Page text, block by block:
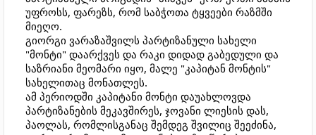
უფროსს, ფარეზს, რომ საბჭოთა ტყვეები რაზმში
მიეღო.
გიორგი ვარაზაშვილს პარტიზანული სახელი
"მონტი" დაარქვეს და რაკი დიდად გაბედული და
საზრიანი მეომარი იყო, მალე "კაპიტან მონტის"
სახელითაც მონათლეს.
ამ პერიოდში კაპიტანი მონტი დაუახლოვდა
პარტიზანების მეკავშირეს, ჯოვანი ლიესის დას,
პაოლას, რომლისგანაც შემდეგ შვილიც შეეძინა,